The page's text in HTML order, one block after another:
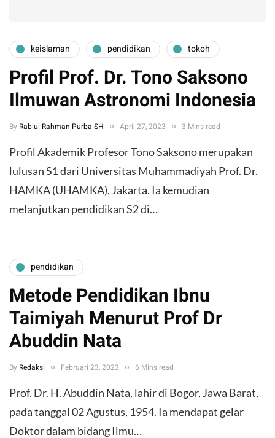
keislaman pendidikan tokoh
Profil Prof. Dr. Tono Saksono
Ilmuwan Astronomi Indonesia
By Rabiul Rahman Purba SH April 27, 2023 3 Mins read
Profil Akademik ​Profesor Tono Saksono merupakan
lulusan S1 dari Universitas Muhammadiyah Prof. Dr.
HAMKA (UHAMKA), Jakarta. Ia kemudian
melanjutkan pendidikan S2 di…
pendidikan
Metode Pendidikan Ibnu
Taimiyah Menurut Prof Dr
Abuddin Nata
By Redaksi Februari 23, 2023 6 Mins read
Prof. Dr. H. Abuddin Nata, lahir di Bogor, Jawa Barat,
pada tanggal 02 Agustus, 1954. Ia mendapat gelar
Doktor dalam bidang Ilmu…